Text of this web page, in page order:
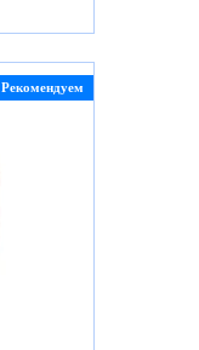
Рекомендуем